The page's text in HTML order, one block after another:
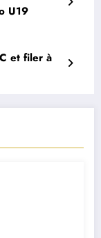
U19
et filer à